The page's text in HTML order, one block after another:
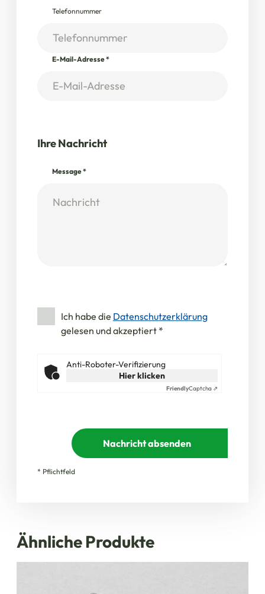
Telefonnummer
E-Mail-Adresse*
Ihre Nachricht
Message*
Ich habe die Datenschutzerklärung
gelesen und akzeptiert *
Anti-Roboter-Verifizierung
Hier klicken
FriendlyCaptcha ⇗
Nachricht absenden
* Pflichtfeld
Ähnliche Produkte